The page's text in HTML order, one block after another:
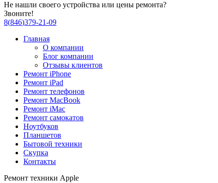
Не нашли своего устройства или цены ремонта?
Звоните!
8(846)379-21-09
Главная
О компании
Блог компании
Отзывы клиентов
Ремонт iPhone
Ремонт iPad
Ремонт телефонов
Ремонт MacBook
Ремонт iMac
Ремонт самокатов
Ноутбуков
Планшетов
Бытовой техники
Скупка
Контакты
Ремонт техники Apple